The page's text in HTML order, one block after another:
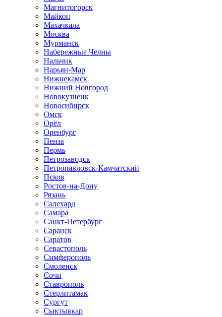
Магнитогорск
Майкоп
Махачкала
Москва
Мурманск
Набережные Челны
Нальчик
Нарьян-Мар
Нижнекамск
Нижний Новгород
Новокузнецк
Новосибирск
Омск
Орёл
Оренбург
Пенза
Пермь
Петрозаводск
Петропавловск-Камчатский
Псков
Ростов-на-Дону
Рязань
Салехард
Самара
Санкт-Петербург
Саранск
Саратов
Севастополь
Симферополь
Смоленск
Сочи
Ставрополь
Стерлитамак
Сургут
Сыктывкар